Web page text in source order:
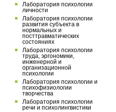
Лаборатория психологии
личности
Лаборатория психологии
развития субъекта в
нормальных и
посттравматических
состояниях
Лаборатория психологии
труда, эргономики,
инженерной и
организационной
психологии
Лаборатория психологии и
психофизиологии
творчества
Лаборатория психологии
речи и психолингвистики